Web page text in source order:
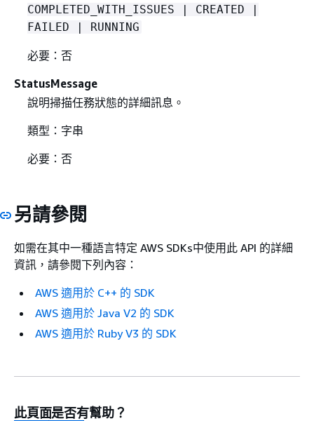
COMPLETED_WITH_ISSUES | CREATED |
FAILED | RUNNING
必要：否
StatusMessage
說明掃描任務狀態的詳細訊息。
類型：字串
必要：否
另請參閱
如需在其中一種語言特定 AWS SDKs中使用此 API 的詳細
資訊，請參閱下列內容：
AWS 適用於 C++ 的 SDK
AWS 適用於 Java V2 的 SDK
AWS 適用於 Ruby V3 的 SDK
此頁面是否有幫助？